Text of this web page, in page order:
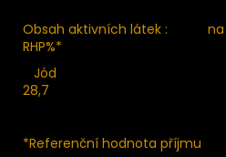
Obsah aktivních látek : na
RHP%*
Jód
28,7
*Referenční hodnota příjmu